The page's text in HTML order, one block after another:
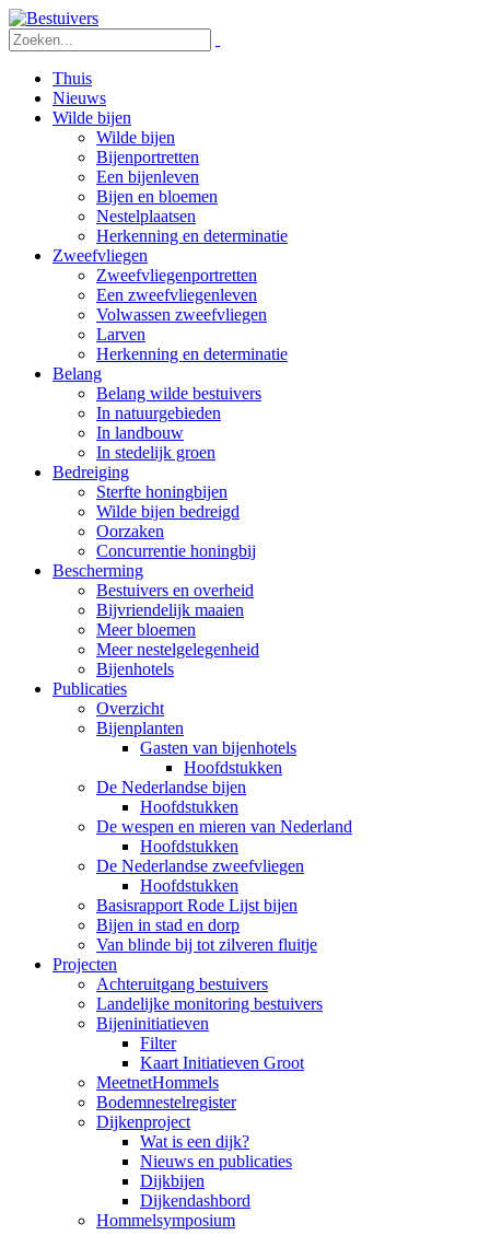
Thuis
Nieuws
Wilde bijen
Wilde bijen
Bijenportretten
Een bijenleven
Bijen en bloemen
Nestelplaatsen
Herkenning en determinatie
Zweefvliegen
Zweefvliegenportretten
Een zweefvliegenleven
Volwassen zweefvliegen
Larven
Herkenning en determinatie
Belang
Belang wilde bestuivers
In natuurgebieden
In landbouw
In stedelijk groen
Bedreiging
Sterfte honingbijen
Wilde bijen bedreigd
Oorzaken
Concurrentie honingbij
Bescherming
Bestuivers en overheid
Bijvriendelijk maaien
Meer bloemen
Meer nestelgelegenheid
Bijenhotels
Publicaties
Overzicht
Bijenplanten
Gasten van bijenhotels
Hoofdstukken
De Nederlandse bijen
Hoofdstukken
De wespen en mieren van Nederland
Hoofdstukken
De Nederlandse zweefvliegen
Hoofdstukken
Basisrapport Rode Lijst bijen
Bijen in stad en dorp
Van blinde bij tot zilveren fluitje
Projecten
Achteruitgang bestuivers
Landelijke monitoring bestuivers
Bijeninitiatieven
Filter
Kaart Initiatieven Groot
MeetnetHommels
Bodemnestelregister
Dijkenproject
Wat is een dijk?
Nieuws en publicaties
Dijkbijen
Dijkendashbord
Hommelsymposium